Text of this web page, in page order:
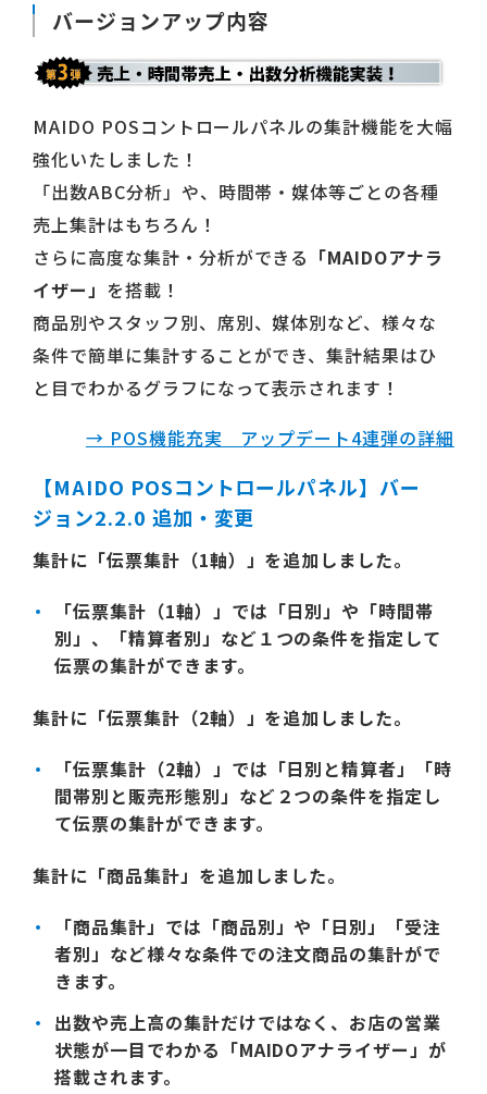
バージョンアップ内容
MAIDO POSコントロールパネルの集計機能を大幅
強化いたしました！
「出数ABC分析」や、時間帯・媒体等ごとの各種
売上集計はもちろん！
さらに高度な集計・分析ができる 「MAIDOアナラ
イザー」 を搭載！
商品別やスタッフ別、席別、媒体別など、様々な
条件で簡単に集計することができ、集計結果はひ
と目でわかるグラフになって表示されます！
→ POS機能充実 アップデート4連弾の詳細
【MAIDO POSコントロールパネル】バー
ジョン2.2.0 追加・変更
集計に「伝票集計（1軸）」を追加しました。
「伝票集計（1軸）」では「日別」や「時間帯
別」、「精算者別」など１つの条件を指定して
伝票の集計ができます。
集計に「伝票集計（2軸）」を追加しました。
「伝票集計（2軸）」では「日別と精算者」「時
間帯別と販売形態別」など２つの条件を指定し
て伝票の集計ができます。
集計に「商品集計」を追加しました。
「商品集計」では「商品別」や「日別」「受注
者別」など様々な条件での注文商品の集計がで
きます。
出数や売上高の集計だけではなく、お店の営業
状態が一目でわかる 「MAIDOアナライザー」 が
搭載されます。